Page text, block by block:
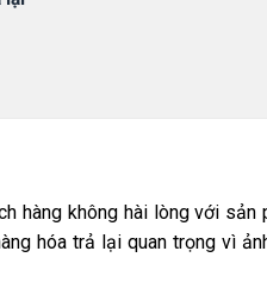
hàng không hài lòng với
hóa trả lại quan trọng vì